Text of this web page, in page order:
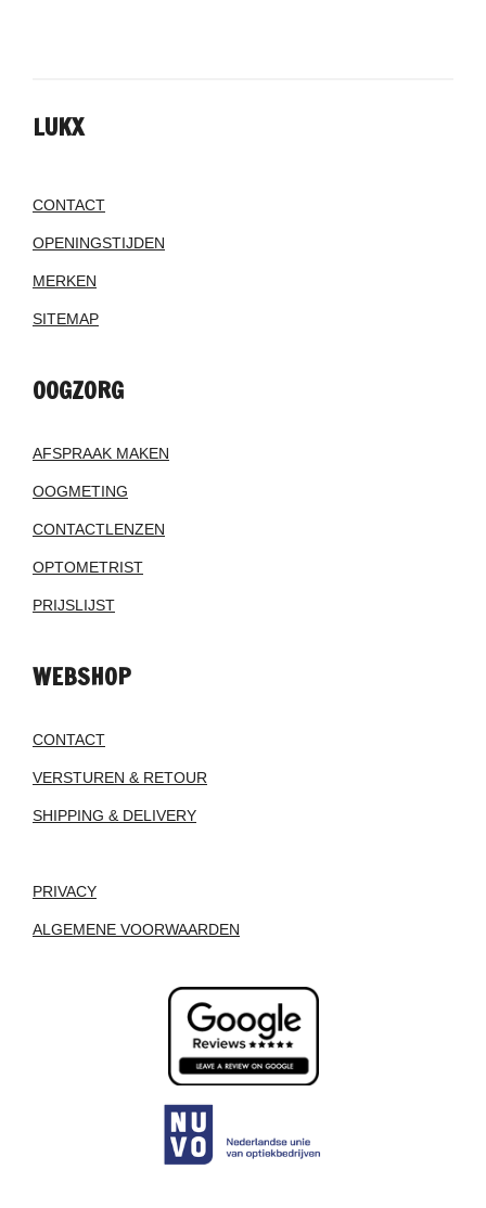
LUKX
CONTACT
OPENINGSTIJDEN
MERKEN
SITEMAP
OOGZORG
AFSPRAAK MAKEN
OOGMETING
CONTACTLENZEN
OPTOMETRIST
PRIJSLIJST
WEBSHOP
CONTACT
VERSTUREN & RETOUR
SHIPPING & DELIVERY
PRIVACY
ALGEMENE VOORWAARDEN